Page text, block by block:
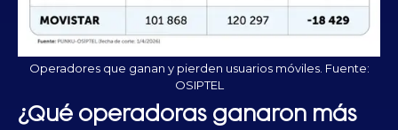
Operadores que ganan y pierden usuarios móviles. Fuente:
OSIPTEL
¿Qué operadoras ganaron más